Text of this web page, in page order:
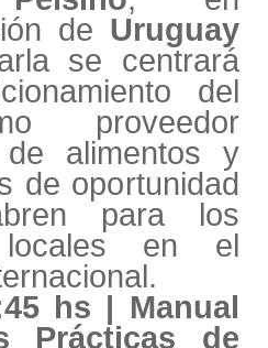
de Uruguay
se centrará
del
proveedor
de alimentos y
de oportunidad
para los
locales en el
hs | Manual
Prácticas de